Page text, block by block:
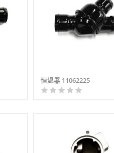
恒温器 11062225